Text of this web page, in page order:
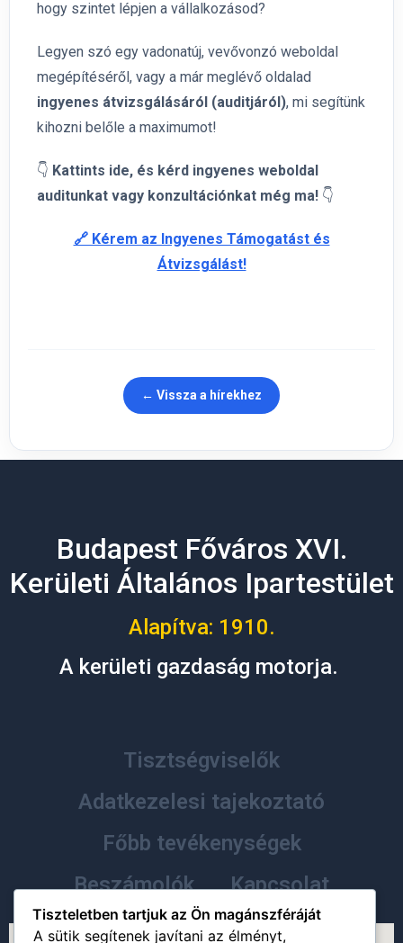
hogy szintet lépjen a vállalkozásod?
Legyen szó egy vadonatúj, vevővonzó weboldal
megépítéséről, vagy a már meglévő oldalad
ingyenes átvizsgálásáról (auditjáról), mi segítünk
kihozni belőle a maximumot!
👇 Kattints ide, és kérd ingyenes weboldal
auditunkat vagy konzultációnkat még ma! 👇
🔗 Kérem az Ingyenes Támogatást és
Átvizsgálást!
← Vissza a hírekhez
Budapest Főváros XVI.
Kerületi Általános Ipartestület
Alapítva: 1910.
A kerületi gazdaság motorja.
Tisztségviselők
Adatkezelesi tajekoztató
Főbb tevékenységek
Beszámolók
Kapcsolat
Tiszteletben tartjuk az Ön magánszféráját
A sütik segítenek javítani az élményt,